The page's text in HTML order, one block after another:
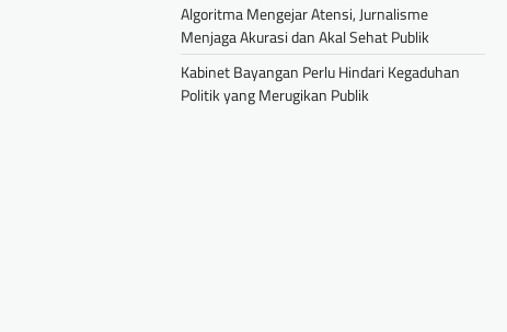
Algoritma Mengejar Atensi, Jurnalisme
Menjaga Akurasi dan Akal Sehat Publik
Kabinet Bayangan Perlu Hindari Kegaduhan
Politik yang Merugikan Publik